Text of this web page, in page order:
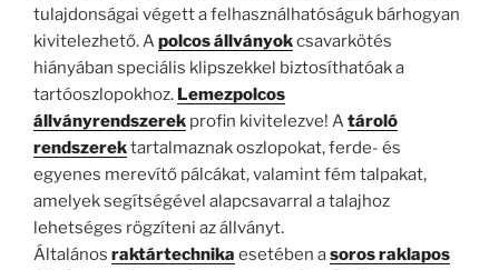
tulajdonságai végett a felhasználhatóságuk bárhogyan
kivitelezhető. Apolcos állványokcsavarkötés
hiányában speciális klipszekkel biztosíthatóak a
tartóoszlopokhoz. Lemezpolcos
állványrendszerek profin kivitelezve! Atároló
rendszerektartalmaznak oszlopokat, ferde- és
egyenes merevítő pálcákat, valamint fém talpakat,
amelyek segítségével alapcsavarral a talajhoz
lehetséges rögzíteni az állványt.
Általános raktártechnika esetében asoros raklapos